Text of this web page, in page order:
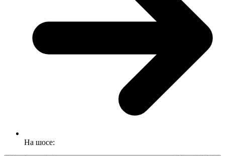
На шосе: